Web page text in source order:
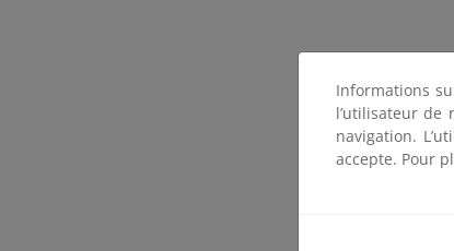
Informations
l’utilisateur de
navigation.
accepte. Pour